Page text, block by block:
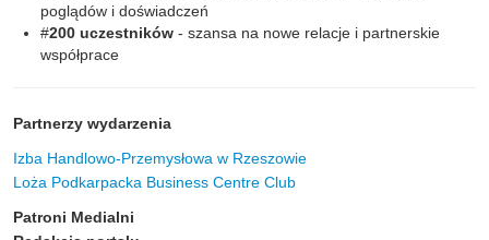
poglądów i doświadczeń
#200 uczestników - szansa na nowe relacje i partnerskie
współprace
Partnerzy wydarzenia
Izba Handlowo-Przemysłowa w Rzeszowie
Loża Podkarpacka Business Centre Club
Patroni Medialni